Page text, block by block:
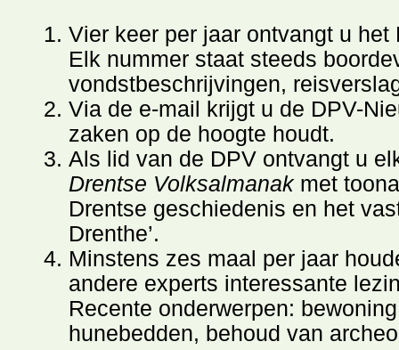
Vier keer per jaar ontvangt u
Elk nummer staat steeds
vondstbeschrijvingen,
Via de e-mail krijgt u de DPV-
zaken op de hoogte houdt.
Als lid van de DPV ontvangt u
Drentse Volksalmanakmet
Drentse geschiedenis en het
Drenthe’.
Minstens zes maal per jaar
andere experts interessante
Recente onderwerpen:
hunebedden, behoud van